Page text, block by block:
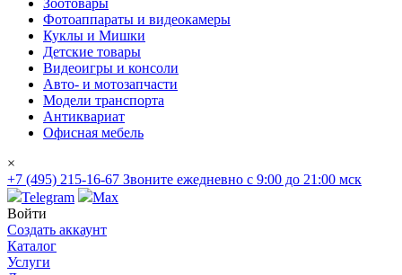
Зоотовары
Фотоаппараты и видеокамеры
Куклы и Мишки
Детские товары
Видеоигры и консоли
Авто- и мотозапчасти
Модели транспорта
Антиквариат
Офисная мебель
×
+7 (495) 215-16-67 Звоните ежедневно с 9:00 до 21:00 мск
Telegram
Max
Войти
Создать аккаунт
Каталог
Услуги